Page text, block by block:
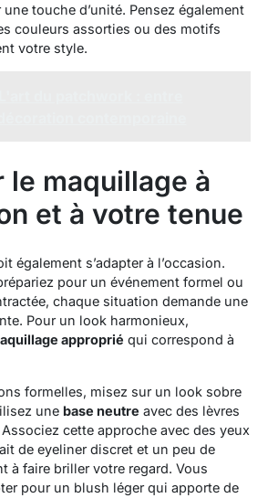
touche d’unité. Pensez également
couleurs assorties ou des motifs
votre style.
le maquillage à
et à votre tenue
également s’adapter à l’occasion.
pour un événement formel ou
chaque situation demande une
Pour un look harmonieux,
approprié qui correspond à
formelles, misez sur un look sobre
une base neutre avec des lèvres
cette approche avec des yeux
de eyeliner discret et un peu de
à faire briller votre regard. Vous
pour un blush léger qui apporte de